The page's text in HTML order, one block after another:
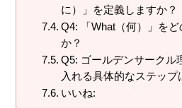
に）」を定義しますか？
Q4: 「What（何）」を
か？
Q5: ゴールデンサークル
入れる具体的なステップ
いいね: